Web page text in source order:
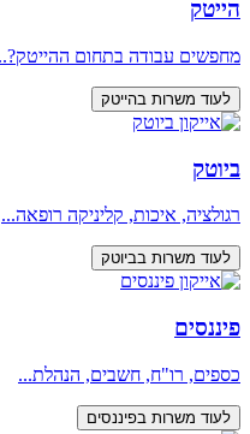
הייטק
מחפשים עבודה בתחום
לעוד משרות בהייטק
ביוטק
רגולציה, איכות, קליניקה רופאה...
לעוד משרות בביוטק
פיננסים
כספים, רו"ח, חשבים, הנהלת...
לעוד משרות בפיננסים